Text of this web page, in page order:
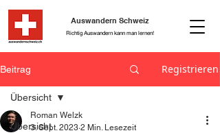
Richtig Auswandern kann man lernen!
Auswandern Schweiz
Beitrag Registrieren
Übersicht
Übersicht
Roman Welzk
3. Sept. 2023 2 Min. Lesezeit